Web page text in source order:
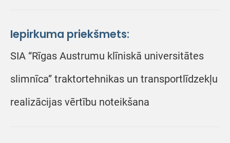
Iepirkuma priekšmets:
SIA “Rīgas Austrumu klīniskā universitātes
slimnīca” traktortehnikas un transportlīdzekļu
realizācijas vērtību noteikšana